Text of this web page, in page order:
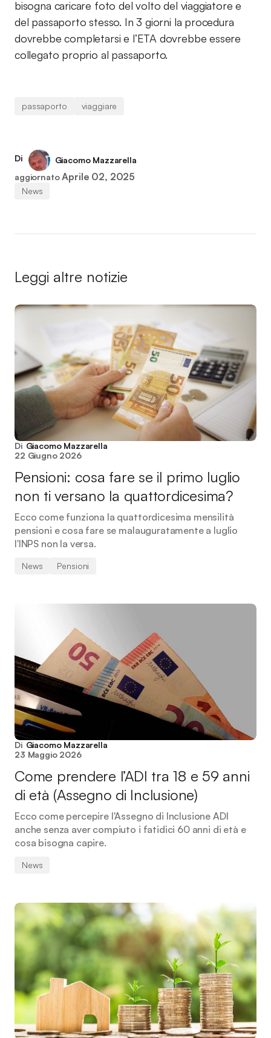
bisogna caricare foto del volto del viaggiatore e
del passaporto stesso. In 3 giorni la procedura
dovrebbe completarsi e l’ETA dovrebbe essere
collegato proprio al passaporto.
passaporto viaggiare
Di
Giacomo Mazzarella
aggiornato Aprile 02, 2025
News
Leggi altre notizie
Di Giacomo Mazzarella
22 Giugno 2026
Pensioni: cosa fare se il primo luglio
non ti versano la quattordicesima?
Ecco come funziona la quattordicesima mensilità
pensioni e cosa fare se malauguratamente a luglio
l'INPS non la versa.
News Pensioni
Di Giacomo Mazzarella
23 Maggio 2026
Come prendere l’ADI tra 18 e 59 anni
di età (Assegno di Inclusione)
Ecco come percepire l'Assegno di Inclusione ADI
anche senza aver compiuto i fatidici 60 anni di età e
cosa bisogna capire.
News